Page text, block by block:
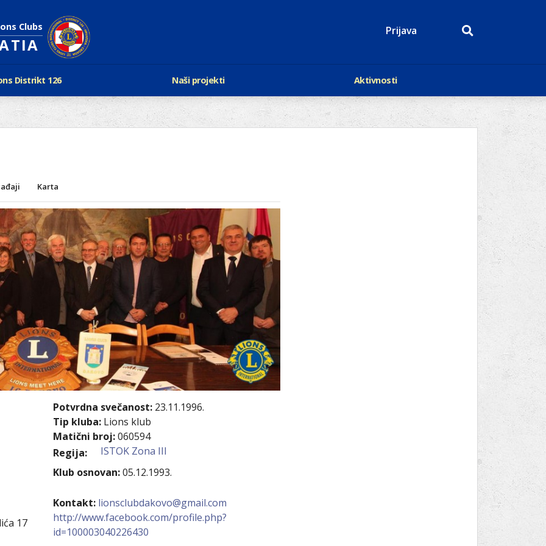
Clubs Prijava
Distrikt 126
Lionsa
i Leo klubovi
rukovodstvo D-126
Ustroj
o D-126 i kontakt
126
Leo Distrikta
o LEO D-126 i kontakt
Naši projekti
LCIF
Razmjena mladeži i kamp
Projekti klubova
New Voices
Aktivnosti
Događaji
Kalendar
Karta
Potvrdna svečanost: 23.11.1996.
Tip kluba: Lions klub
Matični broj:060594
Regija:
ISTOK Zona III
Klub osnovan:05.12.1993.
17
Kontakt: lionsclubdakovo@gmail.com
http://www.facebook.com/profile.php?
id=100003040226430